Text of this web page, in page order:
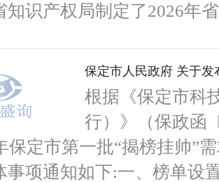
知识产权局制定了2026年
保定市人民政府 关于发
根据《保定市科
行）》（保政函
保定市第一批“揭榜挂帅”
事项通知如下:一、榜单设